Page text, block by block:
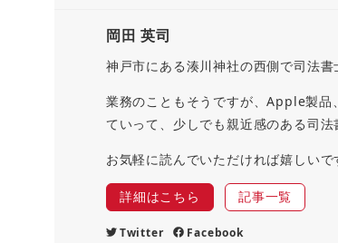
岡田 英司
神戸市にある湊川神社の西側で司法書
業務のこともそうですが、Apple製品
ていって、少しでも親近感のある司
お気軽に読んでいただければ嬉しいで
詳細はこちら 記事一覧
Twitter Facebook